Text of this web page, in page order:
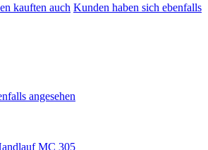
kauften auch Kunden haben sich ebenfalls
angesehen
MC 305